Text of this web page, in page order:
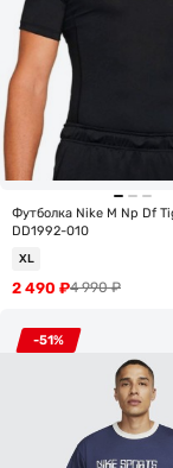
Футболка Nike M Np Df
DD1992-010
XL
4 990₽
2 490 ₽
-51%